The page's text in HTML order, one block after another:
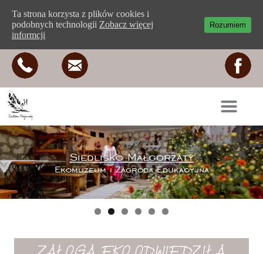
Siedlisko Małgorzaty
Ekomuzeum i Zagroda Edukacyjna
Ta strona korzysta z plików cookies i
podobnych technologii Zobacz więcej
informcji
Rozumiem